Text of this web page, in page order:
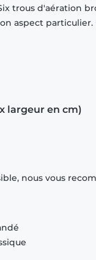
trous d'aération
aspect
largeur en cm)
nous vous